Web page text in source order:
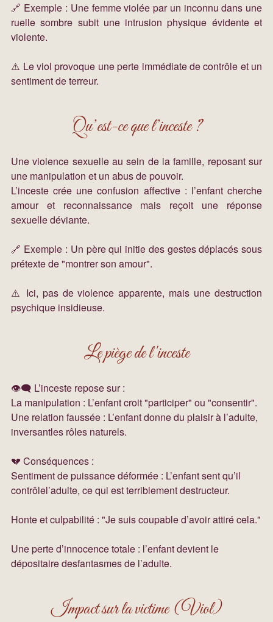
🔗 Exemple : Une femme violée par un inconnu dans une
ruelle sombre subit une intrusion physique évidente et
violente.
⚠️ Le viol provoque une perte immédiate de contrôle et un
sentiment de terreur.
Qu’est-ce que l’inceste ?
Une violence sexuelle au sein de la famille, reposant sur
une manipulation et un abus de pouvoir.
L’inceste crée une confusion affective : l’enfant cherche
amour et reconnaissance mais reçoit une réponse
sexuelle déviante.
🔗 Exemple : Un père qui initie des gestes déplacés sous
prétexte de "montrer son amour".
⚠️ Ici, pas de violence apparente, mais une destruction
psychique insidieuse.
Le piège de l'inceste
👁️‍🗨️ L’inceste repose sur :
La manipulation : L’enfant croit "participer" ou "consentir".
Une relation faussée : L’enfant donne du plaisir à l’adulte,
inversantles rôles naturels.
💔 Conséquences :
Sentiment de puissance déformée : L’enfant sent qu’il
contrôlel’adulte, ce qui est terriblement destructeur.
Honte et culpabilité : "Je suis coupable d’avoir attiré cela."
Une perte d’innocence totale : l’enfant devient le
dépositaire desfantasmes de l’adulte.
Impact sur la victime (Viol)